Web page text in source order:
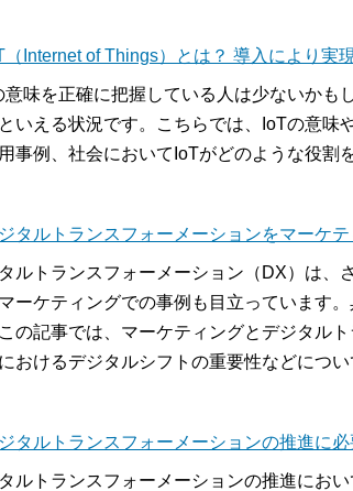
（Internet of Things）とは？ 導入により実
意味を正確に把握している人は少ないかも
いえる状況です。こちらでは、IoTの意味
事例、社会においてIoTがどのような役割
タルトランスフォーメーションをマーケ
ルトランスフォーメーション（DX）は、
ーケティングでの事例も目立っています
の記事では、マーケティングとデジタル
おけるデジタルシフトの重要性などについ
タルトランスフォーメーションの推進に
ルトランスフォーメーションの推進にお